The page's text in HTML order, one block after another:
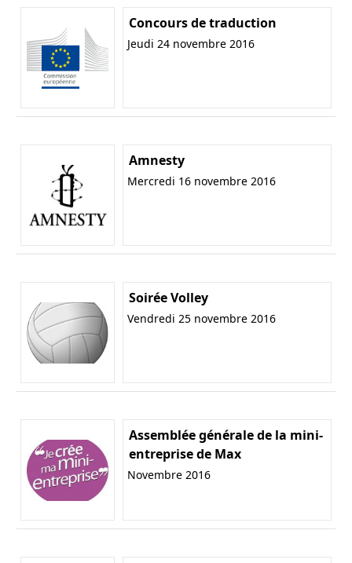
Concours de traduction
Jeudi 24 novembre 2016
Amnesty
Mercredi 16 novembre 2016
Soirée Volley
Vendredi 25 novembre 2016
Assemblée générale de la mini-
entreprise de Max
Novembre 2016